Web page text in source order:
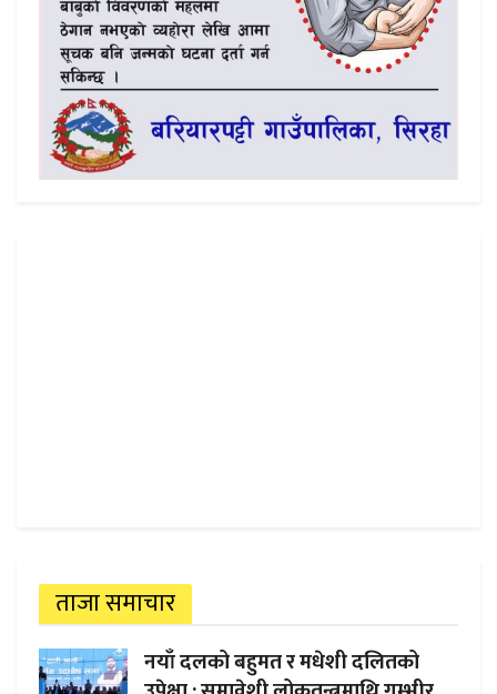
ताजा समाचार
नयाँ दलको बहुमत र मधेशी दलितको